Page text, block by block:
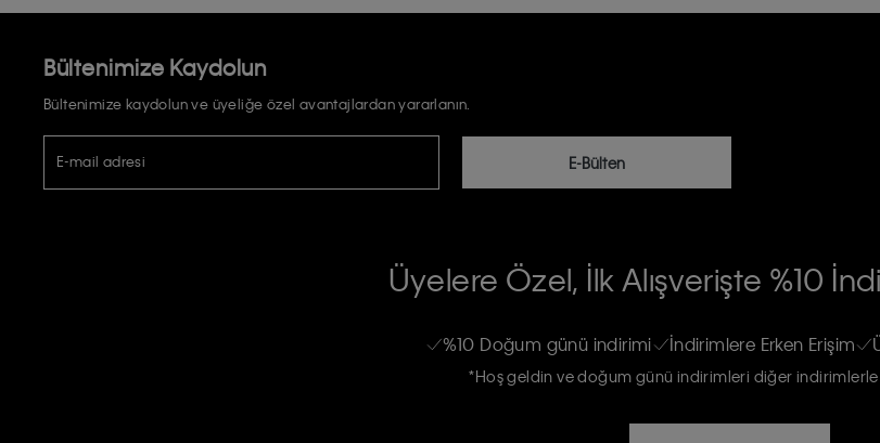
Bültenimize Kaydolun
Bültenimize kaydolun ve üyeliğe özel avantajlardan yararlanın.
E-mail adresi E-Bülten
Calvin Klein e-bültenine abone olarak, kişisel verilerimin Calvin Klein tarafına gönderileceğinin ve güncel ürün,
Üyelere Özel, İlk Alışverişte %10
%10 Doğum günü indirimi İndirimlere Erken Erişim
*Hoş geldin ve doğum günü indirimleri diğer